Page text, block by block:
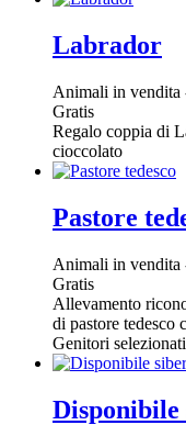
Labrador
Animali in vendita
Gratis
Regalo coppia di
cioccolato
Pastore
Animali in vendita
Gratis
Allevamento
di pastore tedesco
Genitori
Disponibile